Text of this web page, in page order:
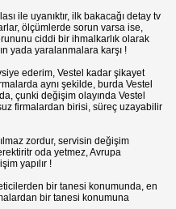
ile uyanıktır, ilk bakacağı detay tv
ölçümlerde sorun varsa ise,
ciddi bir ihmalkarlık olarak
yada yaralanmalara karşı !
ederim, Vestel kadar şikayet
aynı şekilde, burda Vestel
çunki değişim olayında Vestel
firmalardan birisi, süreç uzayabilir
zordur, servisin değişim
oda yetmez, Avrupa
yapılır !
bir tanesi konumunda, en
bir tanesi konumuna